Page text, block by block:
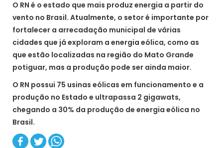
O RN é o estado que mais produz energia a partir do
vento no Brasil. Atualmente, o setor é importante por
fortalecer a arrecadação municipal de várias
cidades que já exploram a energia eólica, como as
que estão localizadas na região do Mato Grande
potiguar, mas a produção pode ser ainda maior.
O RN possui 75 usinas eólicas em funcionamento e a
produção no Estado e ultrapassa 2 gigawats,
chegando a 30% da produção de energia eólica no
Brasil.